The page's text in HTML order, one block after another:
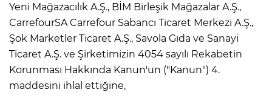
Yeni Mağazacılık A.Ş., BİM Birleşik Mağazalar A.Ş.,
CarrefourSA Carrefour Sabancı Ticaret Merkezi A.Ş.,
Şok Marketler Ticaret A.Ş., Savola Gıda ve Sanayi
Ticaret A.Ş. ve Şirketimizin 4054 sayılı Rekabetin
Korunması Hakkında Kanun'un ("Kanun") 4.
maddesini ihlal ettiğine,